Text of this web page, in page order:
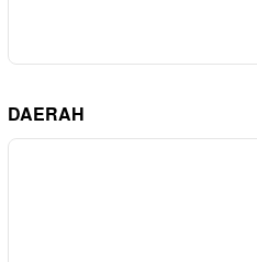
DAERAH